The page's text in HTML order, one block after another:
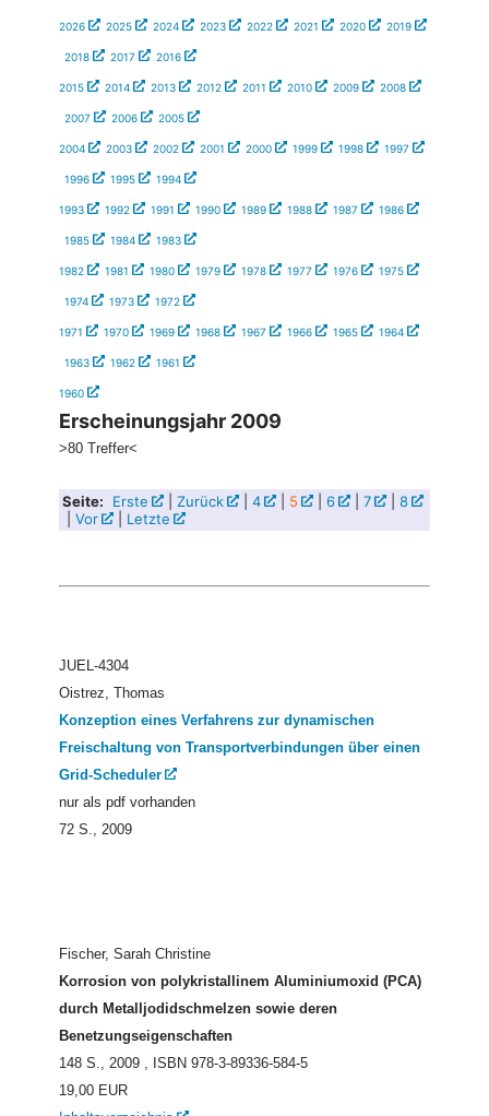
2026 2025 2024 2023 2022 2021 2020 2019
2018 2017 2016
2015 2014 2013 2012 2011 2010 2009 2008
2007 2006 2005
2004 2003 2002 2001 2000 1999 1998 1997
1996 1995 1994
1993 1992 1991 1990 1989 1988 1987 1986
1985 1984 1983
1982 1981 1980 1979 1978 1977 1976 1975
1974 1973 1972
1971 1970 1969 1968 1967 1966 1965 1964
1963 1962 1961
1960
Erscheinungsjahr 2009
>80 Treffer<
Seite: Erste Zurück 4 5 6 7
8
Vor Letzte
JUEL-4304
Oistrez, Thomas
Konzeption eines Verfahrens zur dynamischen
Freischaltung von Transportverbindungen über einen
Grid-Scheduler
nur als pdf vorhanden
72 S., 2009
Fischer, Sarah Christine
Korrosion von polykristallinem Aluminiumoxid (PCA)
durch Metalljodidschmelzen sowie deren
Benetzungseigenschaften
148 S., 2009
, ISBN 978-3-89336-584-5
19,00 EUR